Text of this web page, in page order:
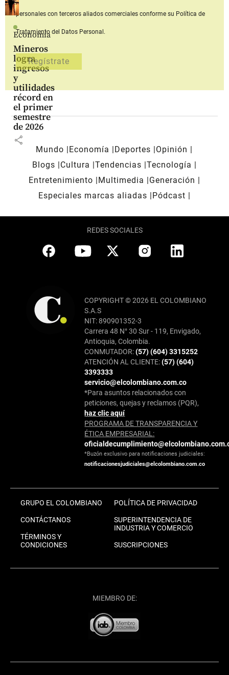
Economía
Mineros
logra
ingresos
y
utilidades
récord en
el primer
semestre
de 2026
share
personales con terceros aliados comerciales conforme su Política de
Tratamiento del Datos Personal.
Mundo Economía Deportes
Opinión
Blogs
Cultura Tendencias Tecnología
Entretenimiento
Multimedia
Generación
Especiales marcas aliadas
Pódcast
REDES SOCIALES
COPYRIGHT © 2026 EL COLOMBIANO
S.A.S
NIT: 890901352-3
Carrera 48 N° 30 Sur - 119, Envigado,
Antioquia, Colombia.
CONMUTADOR:(57) (604) 3315252
ATENCIÓN AL CLIENTE:(57) (604)
3393333
servicio@elcolombiano.com.co
*Para asuntos relacionados con
peticiones, quejas y reclamos (PQR),
haz clic aquí
PROGRAMA DE TRANSPARENCIA Y
ÉTICA EMPRESARIAL:
*Buzón exclusivo para notificaciones judiciales:
notificacionesjudiciales@elcolombiano.com.co
GRUPO EL COLOMBIANO
CONTÁCTANOS
TÉRMINOS Y
CONDICIONES
POLÍTICA DE PRIVACIDAD
SUPERINTENDENCIA DE
INDUSTRIA Y COMERCIO
SUSCRIPCIONES
MIEMBRO DE: